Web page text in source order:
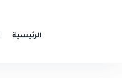
الرئيسية